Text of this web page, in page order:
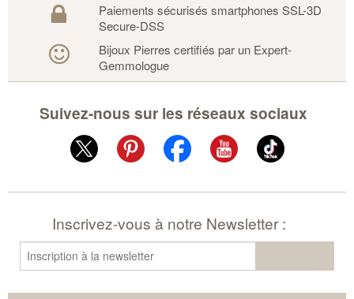
Paiements sécurisés smartphones SSL-3D
Secure-DSS
Bijoux Pierres certifiés par un Expert-
Gemmologue
Suivez-nous sur les réseaux sociaux
Inscrivez-vous à notre Newsletter :